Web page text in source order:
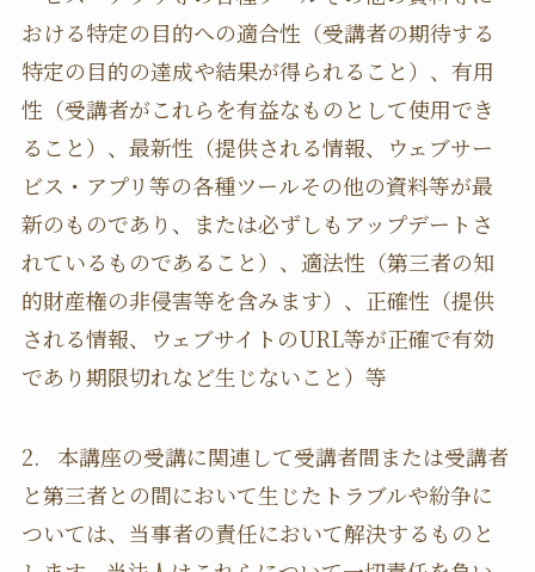
おける特定の目的への適合性（受講者の期待する
特定の目的の達成や結果が得られること）、有用
性（受講者がこれらを有益なものとして使用でき
ること）、最新性（提供される情報、ウェブサー
ビス・アプリ等の各種ツールその他の資料等が最
新のものであり、または必ずしもアップデートさ
れているものであること）、適法性（第三者の知
的財産権の非侵害等を含みます）、正確性（提供
される情報、ウェブサイトのURL等が正確で有効
であり期限切れなど生じないこと）等
2. 本講座の受講に関連して受講者間または受講者
と第三者との間において生じたトラブルや紛争に
ついては、当事者の責任において解決するものと